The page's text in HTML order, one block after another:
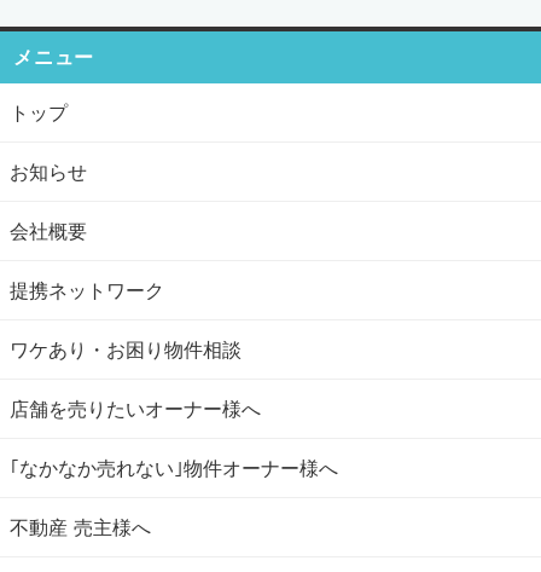
メニュー
トップ
お知らせ
会社概要
提携ネットワーク
ワケあり・お困り物件相談
店舗を売りたいオーナー様へ
｢なかなか売れない｣物件オーナー様へ
不動産 売主様へ